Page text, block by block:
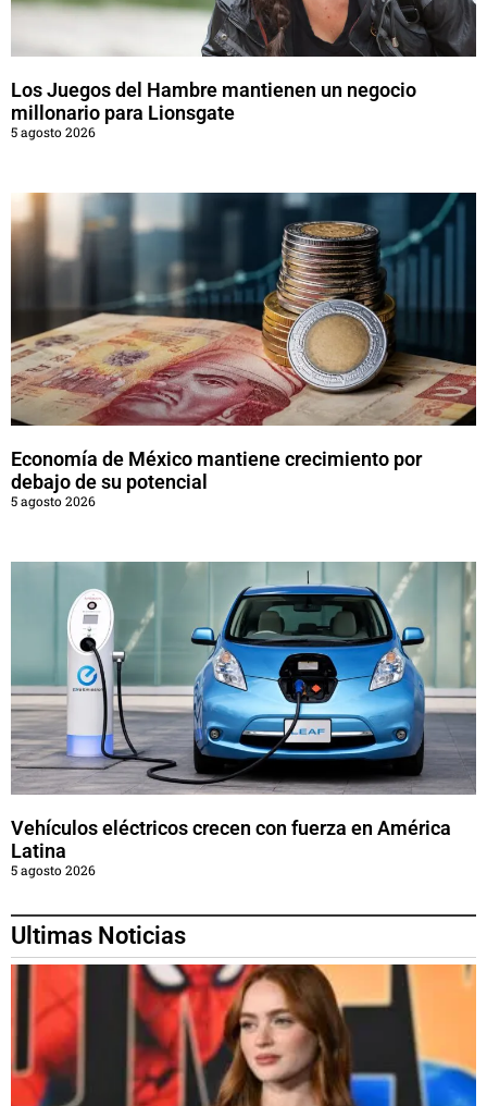
Los Juegos del Hambre mantienen un negocio
millonario para Lionsgate
5 agosto 2026
Economía de México mantiene crecimiento por
debajo de su potencial
5 agosto 2026
Vehículos eléctricos crecen con fuerza en América
Latina
5 agosto 2026
Ultimas Noticias